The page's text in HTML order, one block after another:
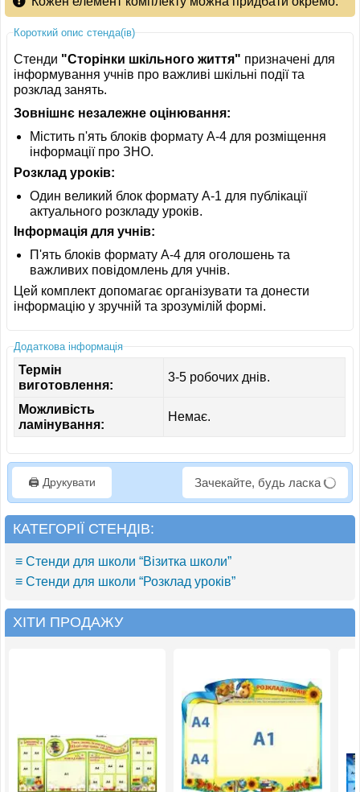
Короткий опис стенда(ів)
Стенди "Сторінки шкільного життя" призначені для
інформування учнів про важливі шкільні події та
розклад занять.
Зовнішнє незалежне оцінювання:
Містить п'ять блоків формату A-4 для розміщення
інформації про ЗНО.
Розклад уроків:
Один великий блок формату A-1 для публікації
актуального розкладу уроків.
Інформація для учнів:
П'ять блоків формату A-4 для оголошень та
важливих повідомлень для учнів.
Цей комплект допомагає організувати та донести
інформацію у зручній та зрозумілій формі.
Додаткова інформація
Термін
виготовлення:
3-5 робочих днів.
Можливість
ламінування:
Немає.
🖨️ Друкувати Зачекайте, будь ласка
КАТЕГОРІЇ СТЕНДІВ:
≡ Стенди для школи “Візитка школи”
≡ Стенди для школи “Розклад уроків”
ХІТИ ПРОДАЖУ